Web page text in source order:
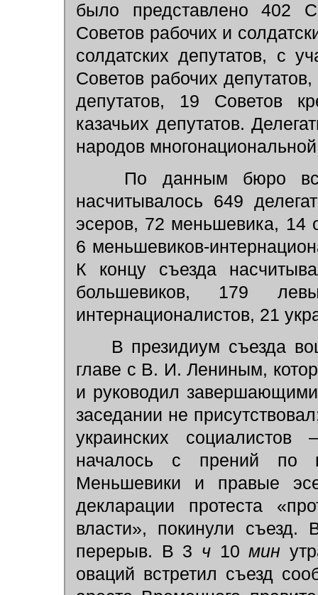
было представлено 402
Советов рабочих и
солдатских депутатов, с
Советов рабочих
депутатов, 19 Советов
казачьих депутатов.
народов
По данным бюро
насчитывалось 649
эсеров, 72 меньшевика, 14
6 меньшевиков-
К концу съезда
большевиков, 179
интернационалистов, 21
В президиум съезда
главе с В. И. Лениным,
и руководил
заседании не
украинских
началось с прений по
Меньшевики и правые
декларации протеста
власти», покинули
перерыв. В 3 ч 10мин
оваций встретил съезд